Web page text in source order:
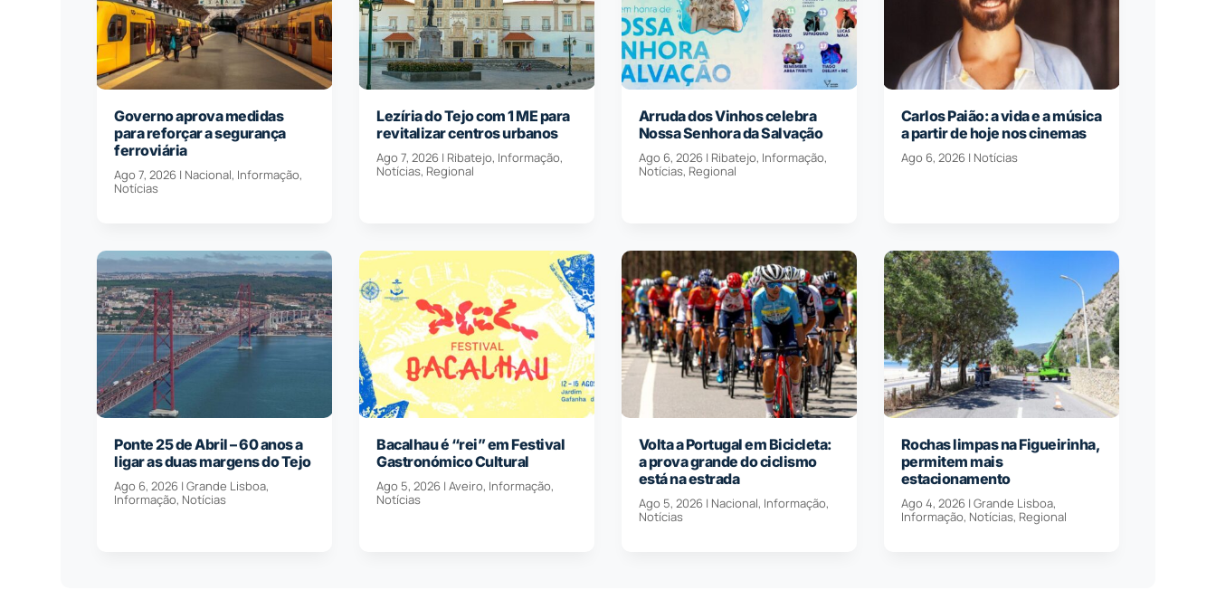
Governo aprova medidas
para reforçar a segurança
ferroviária
Ago 7, 2026 | Nacional, Informação,
Notícias
Lezíria do Tejo com 1 ME para
revitalizar centros urbanos
Ago 7, 2026 | Ribatejo, Informação,
Notícias, Regional
Arruda dos Vinhos celebra
Nossa Senhora da Salvação
Ago 6, 2026| Ribatejo, Informação,
Notícias, Regional
Carlos Paião: a vida e a música
a partir de hoje nos cinemas
Ago 6, 2026| Notícias
Ponte 25 de Abril – 60 anos a
ligar as duas margens do Tejo
Ago 6, 2026 |Grande Lisboa,
Informação, Notícias
Bacalhau é “rei” em Festival
Gastronómico Cultural
Ago 5, 2026 |Aveiro, Informação,
Notícias
Volta a Portugal em Bicicleta:
a prova grande do ciclismo
está na estrada
Ago 5, 2026| Nacional, Informação,
Notícias
Rochas limpas na Figueirinha,
permitem mais
estacionamento
Ago 4, 2026| Grande Lisboa,
Informação, Notícias, Regional